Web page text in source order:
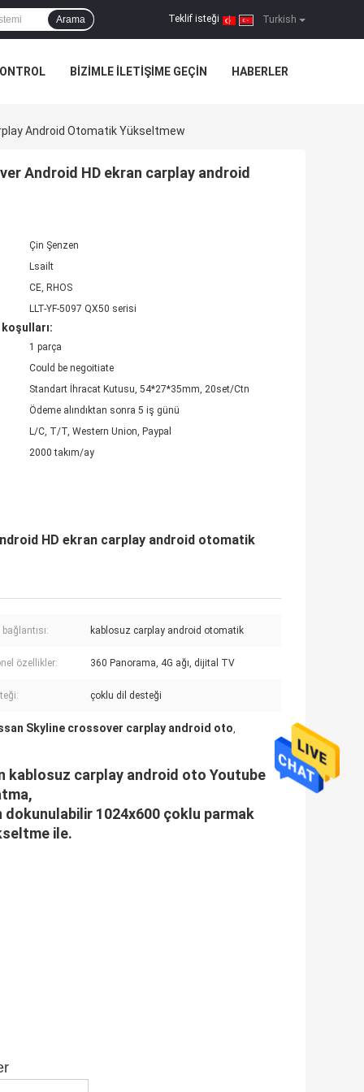
Turkish
Teklif isteği |
Arama
BIZIMLE ILETIŞIME GEÇIN HABERLER
Android Otomatik Yükseltmew
Android HD ekran carplay android
Çin Şenzen
Lsailt
CE, RHOS
LLT-YF-5097 QX50 serisi
1 parça
Could be negoitiate
Standart İhracat Kutusu, 54*27*35mm, 20set/Ctn
Ödeme alındıktan sonra 5 iş günü
L/C, T/T, Western Union, Paypal
2000 takım/ay
HD ekran carplay android otomatik
kablosuz carplay android otomatik
özellikler: 360 Panorama, 4G ağı, dijital TV
çoklu dil desteği
Skyline crossover carplay android oto,
kablosuz carplay android oto Youtube
dokunulabilir 1024x600 çoklu parmak
ile.